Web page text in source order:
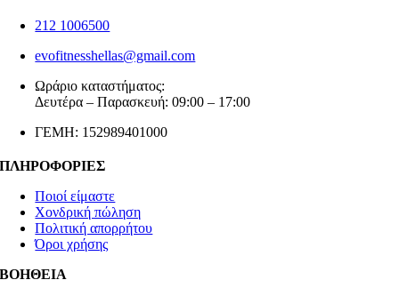
212 1006500
evofitnesshellas@gmail.com
Ωράριο καταστήματος:
Δευτέρα – Παρασκευή: 09:00 – 17:00
ΓΕΜΗ: 152989401000
ΠΛΗΡΟΦΟΡΙΕΣ
Ποιοί είμαστε
Χονδρική πώληση
Πολιτική απορρήτου
Όροι χρήσης
ΒΟΗΘΕΙΑ